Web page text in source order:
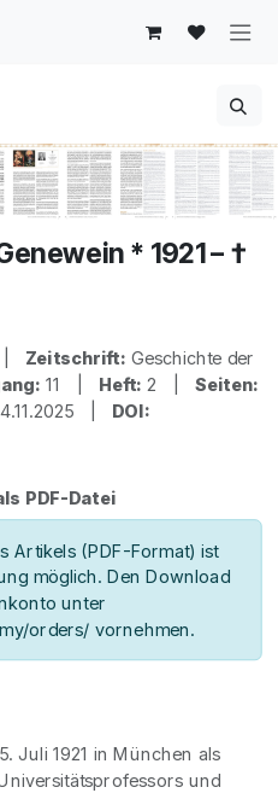
* 1921 – †
| Zeitschrift: Geschichte der
11 | Heft: 2 | Seiten:
| DOI:
PDF-Datei
Artikels (PDF-Format) ist
möglich. Den Download
unter
orders/ vornehmen.
Juli 1921 in München als
und